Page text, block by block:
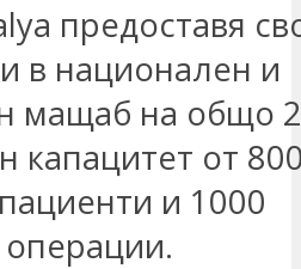
предоставя
в национален и
мащаб на общо
капацитет от
и 1000